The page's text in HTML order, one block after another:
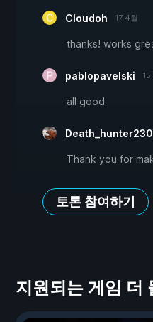
Cloudoh 17 4월
thanks! works
pablopavelski 15
all good
Death_hunter230
Thank you for
토론 참여하기
지원되는 게임 더